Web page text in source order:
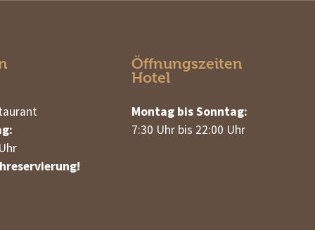
Öffnungszeiten
Hotel
Montag bis Sonntag:
7:30 Uhr bis 22:00 Uhr